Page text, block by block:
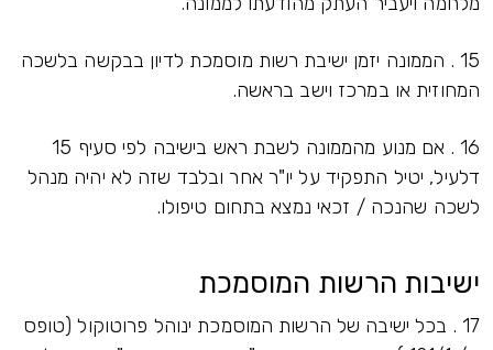
15 . הממונה יזמן ישיבת רשות מוסמכת לדיון בבקשה בלשכה
המחוזית או במרכז וישב בראשה.
16 . אם מנוע מהממונה לשבת ראש בישיבה לפי סעיף 15
דלעיל, יטיל התפקיד על יו"ר אחר ובלבד שזה לא יהיה מנהל
לשכה שהנכה / זכאי נמצא בתחום טיפולו.
ישיבות הרשות המוסמכת
17 . בכל ישיבה של הרשות המוסמכת ינוהל פרוטוקול (טופס